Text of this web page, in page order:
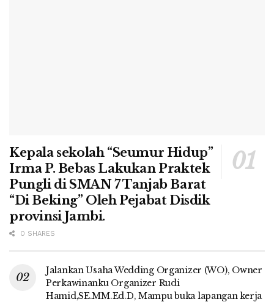
Kepala sekolah “Seumur Hidup”
Irma P. Bebas Lakukan Praktek
Pungli di SMAN 7 Tanjab Barat
“Di Beking” Oleh Pejabat Disdik
provinsi Jambi.
0 SHARES
Jalankan Usaha Wedding Organizer (WO), Owner
Perkawinanku Organizer Rudi
Hamid,SE.MM.Ed.D, Mampu buka lapangan kerja